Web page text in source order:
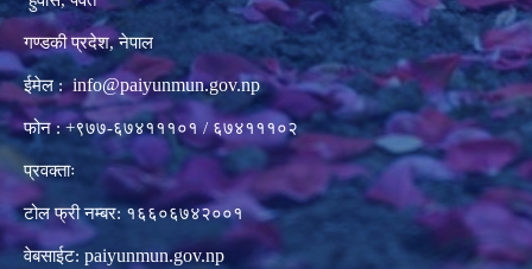
गण्डकी प्रदेश, नेपाल
ईमेल : info@paiyunmun.gov.np
फोन : +९७७-६७४१११०१ / ६७४१११०२
प्रवक्ताः
टोल फ्री नम्बर: १६६०६७४२००१
वेबसाईट: paiyunmun.gov.np